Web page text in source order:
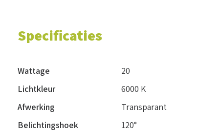
Specificaties
Wattage
20
Lichtkleur
6000 K
Afwerking
Transparant
Belichtingshoek
120°